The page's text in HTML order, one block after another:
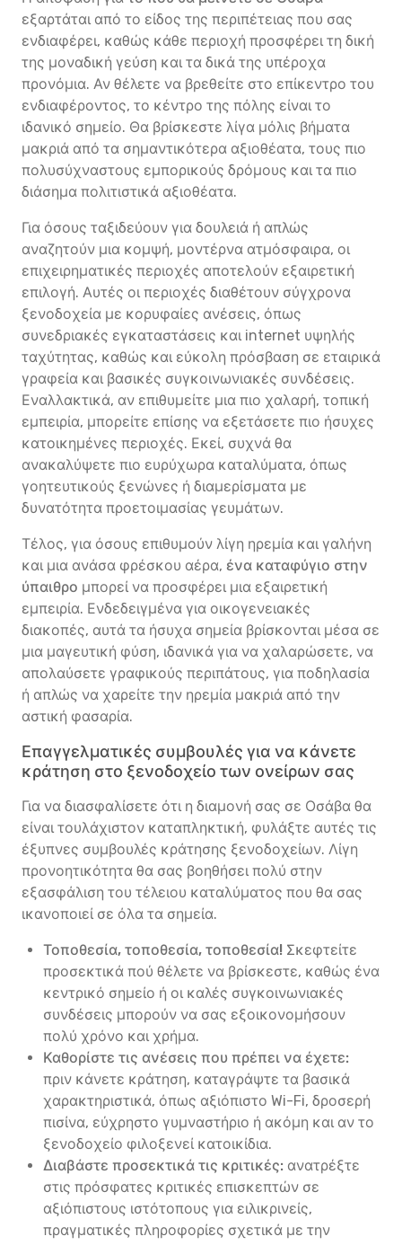
εξαρτάται από το είδος της περιπέτειας που σας
ενδιαφέρει, καθώς κάθε περιοχή προσφέρει τη δική
της μοναδική γεύση και τα δικά της υπέροχα
προνόμια. Αν θέλετε να βρεθείτε στο επίκεντρο του
ενδιαφέροντος, το κέντρο της πόλης είναι το
ιδανικό σημείο. Θα βρίσκεστε λίγα μόλις βήματα
μακριά από τα σημαντικότερα αξιοθέατα, τους πιο
πολυσύχναστους εμπορικούς δρόμους και τα πιο
διάσημα πολιτιστικά αξιοθέατα.
Για όσους ταξιδεύουν για δουλειά ή απλώς
αναζητούν μια κομψή, μοντέρνα ατμόσφαιρα, οι
επιχειρηματικές περιοχές αποτελούν εξαιρετική
επιλογή. Αυτές οι περιοχές διαθέτουν σύγχρονα
ξενοδοχεία με κορυφαίες ανέσεις, όπως
συνεδριακές εγκαταστάσεις και internet υψηλής
ταχύτητας, καθώς και εύκολη πρόσβαση σε εταιρικά
γραφεία και βασικές συγκοινωνιακές συνδέσεις.
Εναλλακτικά, αν επιθυμείτε μια πιο χαλαρή, τοπική
εμπειρία, μπορείτε επίσης να εξετάσετε πιο ήσυχες
κατοικημένες περιοχές. Εκεί, συχνά θα
ανακαλύψετε πιο ευρύχωρα καταλύματα, όπως
γοητευτικούς ξενώνες ή διαμερίσματα με
δυνατότητα προετοιμασίας γευμάτων.
Τέλος, για όσους επιθυμούν λίγη ηρεμία και γαλήνη
και μια ανάσα φρέσκου αέρα, ένα καταφύγιο στην
ύπαιθρο μπορεί να προσφέρει μια εξαιρετική
εμπειρία. Ενδεδειγμένα για οικογενειακές
διακοπές, αυτά τα ήσυχα σημεία βρίσκονται μέσα σε
μια μαγευτική φύση, ιδανικά για να χαλαρώσετε, να
απολαύσετε γραφικούς περιπάτους, για ποδηλασία
ή απλώς να χαρείτε την ηρεμία μακριά από την
αστική φασαρία.
Επαγγελματικές συμβουλές για να κάνετε
κράτηση στο ξενοδοχείο των ονείρων σας
Για να διασφαλίσετε ότι η διαμονή σας σε Οσάβα θα
είναι τουλάχιστον καταπληκτική, φυλάξτε αυτές τις
έξυπνες συμβουλές κράτησης ξενοδοχείων. Λίγη
προνοητικότητα θα σας βοηθήσει πολύ στην
εξασφάλιση του τέλειου καταλύματος που θα σας
ικανοποιεί σε όλα τα σημεία.
Τοποθεσία, τοποθεσία, τοποθεσία! Σκεφτείτε
προσεκτικά πού θέλετε να βρίσκεστε, καθώς ένα
κεντρικό σημείο ή οι καλές συγκοινωνιακές
συνδέσεις μπορούν να σας εξοικονομήσουν
πολύ χρόνο και χρήμα.
Καθορίστε τις ανέσεις που πρέπει να έχετε:
πριν κάνετε κράτηση, καταγράψτε τα βασικά
χαρακτηριστικά, όπως αξιόπιστο Wi-Fi, δροσερή
πισίνα, εύχρηστο γυμναστήριο ή ακόμη και αν το
ξενοδοχείο φιλοξενεί κατοικίδια.
Διαβάστε προσεκτικά τις κριτικές: ανατρέξτε
στις πρόσφατες κριτικές επισκεπτών σε
αξιόπιστους ιστότοπους για ειλικρινείς,
πραγματικές πληροφορίες σχετικά με την